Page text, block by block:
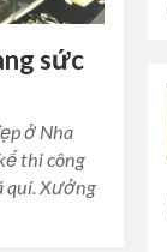
sức
ở Nha
thi công
quí. Xưởng